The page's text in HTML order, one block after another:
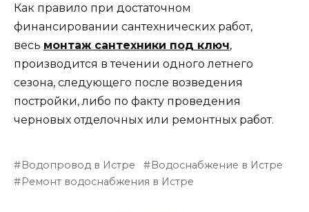
Как правило при достаточном
финансировании сантехнических работ,
весь монтаж сантехники под ключ,
производится в течении одного летнего
сезона, следующего после возведения
постройки, либо по факту проведения
черновых отделочных или ремонтных работ.
Водопровод в Истре
Водоснабжение в Истре
Ремонт водоснабжения в Истре